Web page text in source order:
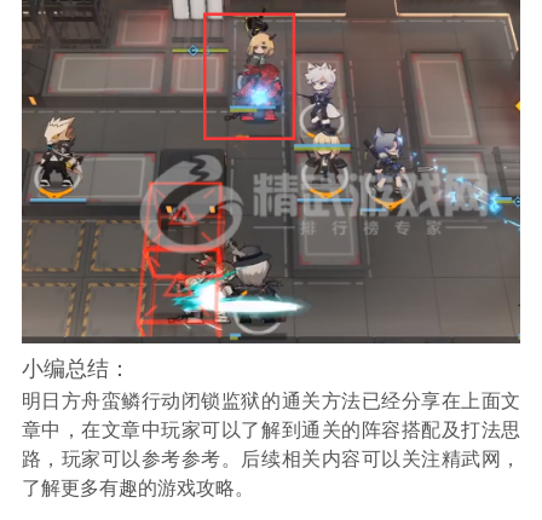
小编总结：
明日方舟蛮鳞行动闭锁监狱的通关方法已经分享在上面文
章中，在文章中玩家可以了解到通关的阵容搭配及打法思
路，玩家可以参考参考。后续相关内容可以关注精武网，
了解更多有趣的游戏攻略。